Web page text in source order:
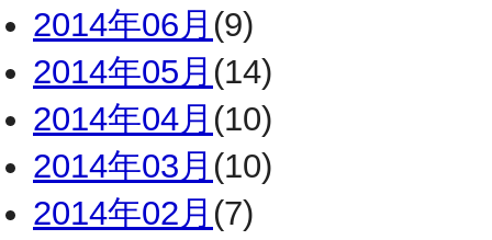
2014年06月 (9)
2014年05月 (14)
2014年04月 (10)
2014年03月 (10)
2014年02月 (7)